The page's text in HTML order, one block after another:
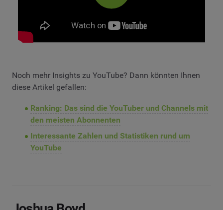
Noch mehr Insights zu YouTube? Dann könnten Ihnen
diese Artikel gefallen:
Ranking: Das sind die YouTuber und Channels mit
den meisten Abonnenten
Interessante Zahlen und Statistiken rund um
YouTube